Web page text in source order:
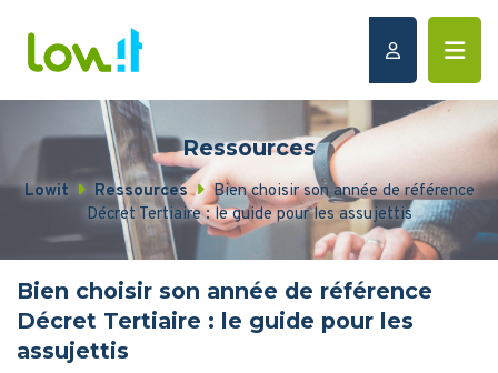
Ressources
Lowit Ressources
Bien choisir son année de référence
Décret Tertiaire : le guide pour les assujettis
Bien choisir son année de référence
Décret Tertiaire : le guide pour les
assujettis